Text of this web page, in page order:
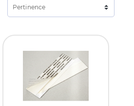
Pertinence